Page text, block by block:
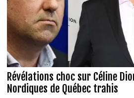
Révélations choc sur Céline
Nordiques de Québec trahis